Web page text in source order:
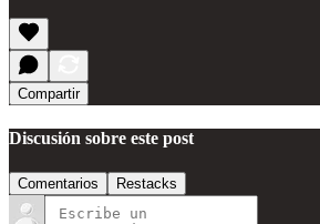
Compartir
Discusión sobre este post
Comentarios Restacks